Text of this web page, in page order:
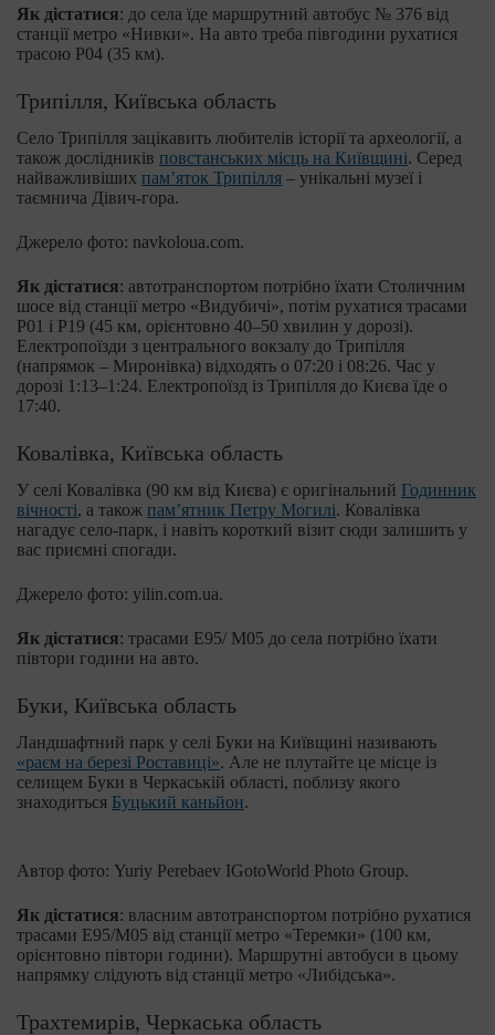
Як дістатися: до села їде маршрутний автобус № 376 від
станції метро «Нивки». На авто треба півгодини рухатися
трасою Р04 (35 км).
Трипілля, Київська область
Село Трипілля зацікавить любителів історії та археології, а
також дослідників повстанських місць на Київщині. Серед
найважливіших пам’яток Трипілля – унікальні музеї і
таємнича Дівич-гора.
Джерело фото: navkoloua.com.
Як дістатися: автотранспортом потрібно їхати Столичним
шосе від станції метро «Видубичі», потім рухатися трасами
Р01 і P19 (45 км, орієнтовно 40–50 хвилин у дорозі).
Електропоїзди з центрального вокзалу до Трипілля
(напрямок – Миронівка) відходять о 07:20 і 08:26. Час у
дорозі 1:13–1:24. Електропоїзд із Трипілля до Києва їде о
17:40.
Ковалівка, Київська область
У селі Ковалівка (90 км від Києва) є оригінальний Годинник
вічності, а також пам’ятник Петру Могилі. Ковалівка
нагадує село-парк, і навіть короткий візит сюди залишить у
вас приємні спогади.
Джерело фото: yilin.com.ua.
Як дістатися: трасами E95/ М05 до села потрібно їхати
півтори години на авто.
Буки, Київська область
Ландшафтний парк у селі Буки на Київщині називають
«раєм на березі Роставиці». Але не плутайте це місце із
селищем Буки в Черкаській області, поблизу якого
знаходиться Буцький каньйон.
Автор фото: Yuriy Perebaev IGotoWorld Photo Group.
Як дістатися: власним автотранспортом потрібно рухатися
трасами Е95/М05 від станції метро «Теремки» (100 км,
орієнтовно півтори години). Маршрутні автобуси в цьому
напрямку слідують від станції метро «Либідська».
Трахтемирів, Черкаська область